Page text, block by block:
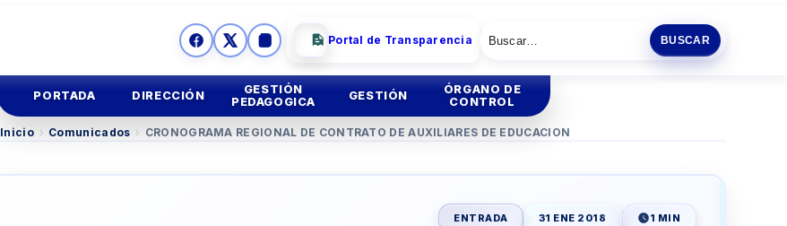
Portal de Transparencia BUSCAR
PORTADA DIRECCIÓN
GESTIÓN
PEDAGOGICA
GESTIÓN
ÓRGANO DE
CONTROL
Inicio › Comunicados › CRONOGRAMA REGIONAL DE CONTRATO DE AUXILIARES DE EDUCACION
ENTRADA 31 ENE 2018 1 MIN